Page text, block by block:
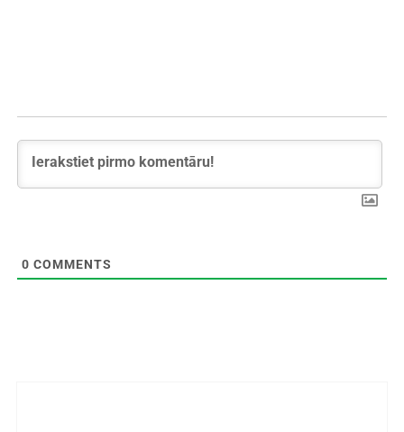
0 COMMENTS